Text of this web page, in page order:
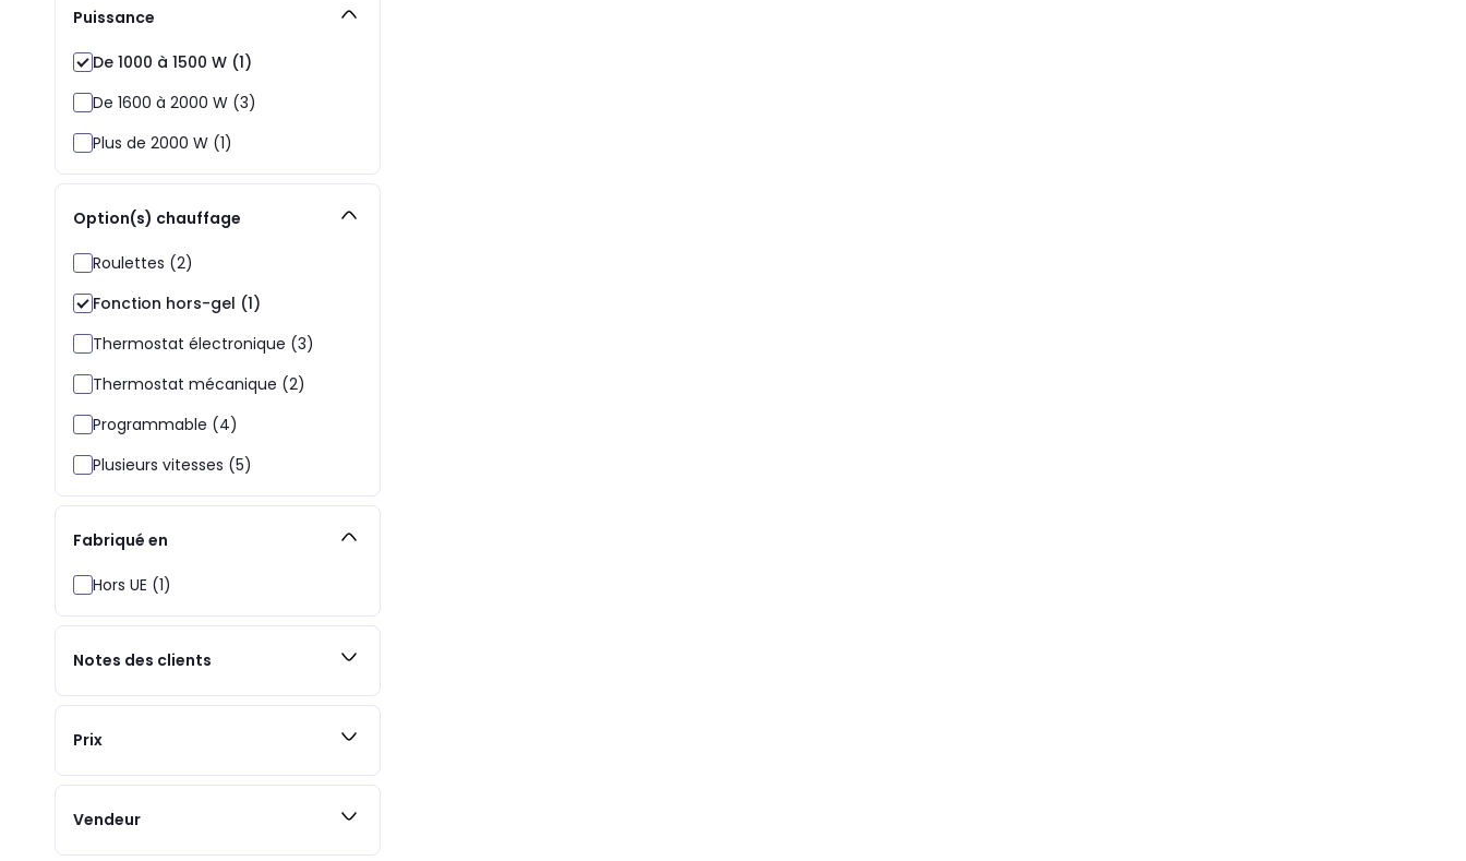
Puissance
De 1000 à 1500 W (1)
De 1600 à 2000 W (3)
Plus de 2000 W (1)
Option(s) chauffage
Roulettes (2)
Fonction hors-gel (1)
Thermostat électronique (3)
Thermostat mécanique (2)
Programmable (4)
Plusieurs vitesses (5)
Fabriqué en
Hors UE (1)
Notes des clients
Prix
Vendeur